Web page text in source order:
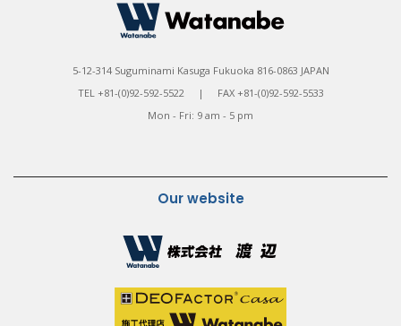
5-12-314 Suguminami Kasuga Fukuoka 816-0863 JAPAN
TEL +81-(0)92-592-5522 | FAX +81-(0)92-592-5533
Mon - Fri: 9 am - 5 pm
Our website